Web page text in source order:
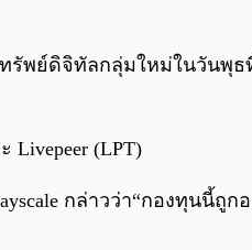
พย์ดิจิทัลกลุ่มใหม่ในวันพุธ
Livepeer (LPT)
กล่าวว่า“กองทุนนี้ถู